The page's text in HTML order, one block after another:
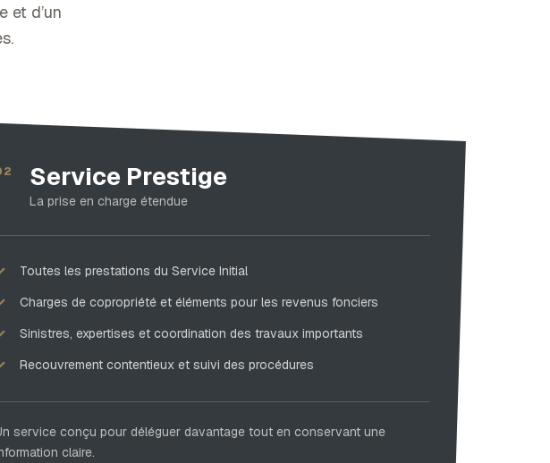
et d’un
Service Prestige
La prise en charge étendue
Toutes les prestations du Service Initial
Charges de copropriété et éléments pour les revenus fonciers
Sinistres, expertises et coordination des travaux importants
Recouvrement contentieux et suivi des procédures
service conçu pour déléguer davantage tout en conservant une
claire.